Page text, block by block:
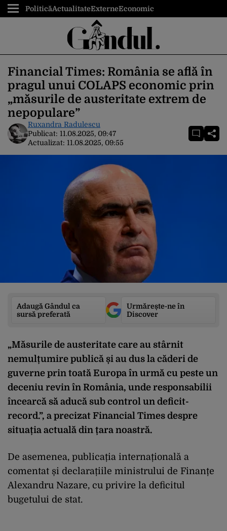
PoliticăActualitateExterneEconomic
Financial Times: România se află în
pragul unui COLAPS economic prin
„măsurile de austeritate extrem de
nepopulare”
Ruxandra Radulescu
Publicat: 11.08.2025, 09:47
Actualizat: 11.08.2025, 09:55
Adaugă Gândul ca
sursă preferată
Urmărește-ne în
Discover
„Măsurile de austeritate care au stârnit
nemulțumire publică și au dus la căderi de
guverne prin toată Europa în urmă cu peste un
deceniu revin în România, unde responsabilii
încearcă să aducă sub control un deficit-
record.”, a precizat Financial Times despre
situația actuală din țara noastră.
De asemenea, publicația internațională a
comentat și declarațiile ministrului de Finanțe
Alexandru Nazare, cu privire la deficitul
bugetului de stat.